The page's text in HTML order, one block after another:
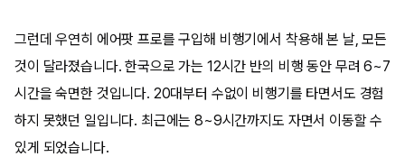
그런데 우연히 에어팟 프로를 구입해 비행기에서 착용해 본 날, 모든
것이 달라졌습니다. 한국으로 가는 12시간 반의 비행 동안 무려 6~7
시간을 숙면한 것입니다. 20대부터 수없이 비행기를 타면서도 경험
하지 못했던 일입니다. 최근에는 8~9시간까지도 자면서 이동할 수
있게 되었습니다.